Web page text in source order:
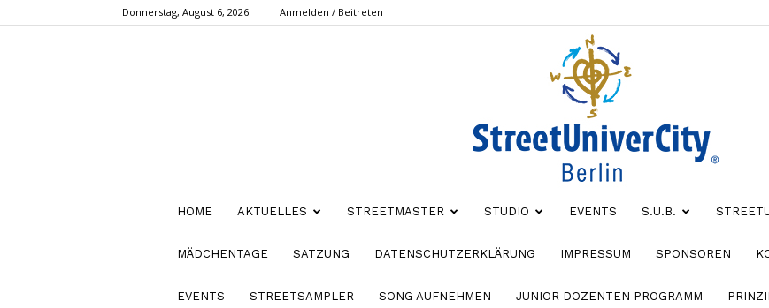
Donnerstag, August 6, 2026 Anmelden / Beitreten
StreetUniverCity
HOME AKTUELLES STREETMASTER STUDIO EVENTS S.U.B.
MÄDCHENTAGE SATZUNG DATENSCHUTZERKLÄRUNG IMPRESSUM SPONSOREN
EVENTS STREETSAMPLER SONG AUFNEHMEN JUNIOR DOZENTEN PROGRAMM